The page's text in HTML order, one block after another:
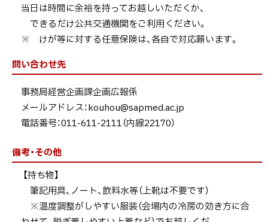
当日は時間に余裕を持ってお越しいただくか、
できるだけ公共交通機関をご利用ください。
※ けが等に対する任意保険は、各自で対応願います。
問い合わせ先
事務局経営企画課企画広報係
メールアドレス：kouhou@sapmed.ac.jp
電話番号：011-611-2111（内線22170）
備考・その他
【持ち物】
筆記用具、ノート、飲料水等（上靴は不要です）
※温度調整がしやすい服装（会場内の冷房の効き方に合